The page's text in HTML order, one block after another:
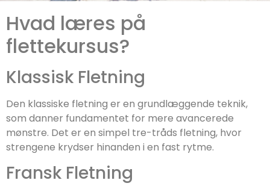
Hvad læres på
flettekursus?
Klassisk Fletning
Den klassiske fletning er en grundlæggende teknik,
som danner fundamentet for mere avancerede
mønstre. Det er en simpel tre-tråds fletning, hvor
strengene krydser hinanden i en fast rytme.
Fransk Fletning